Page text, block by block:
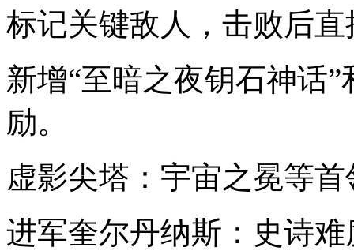
标记关键敌人，击败后
新增“至暗之夜钥石神话
励。
虚影尖塔：宇宙之冕等
进军奎尔丹纳斯：史诗